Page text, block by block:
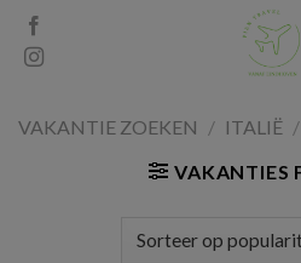
Skip
content
VAKANTIE ZOEKEN / ITALIË /
VAKANTIES